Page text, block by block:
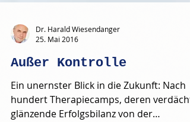
Dr. Harald Wiesendanger
25. Mai 2016
Außer Kontrolle
Ein unernster Blick in die Zukunft: Nach